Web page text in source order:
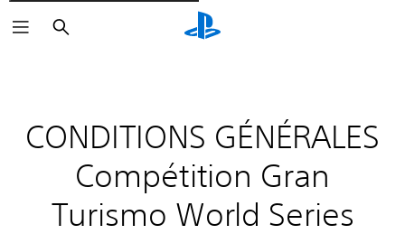
Rechercher
CONDITIONS GÉNÉRALES
Compétition Gran
Turismo World Series